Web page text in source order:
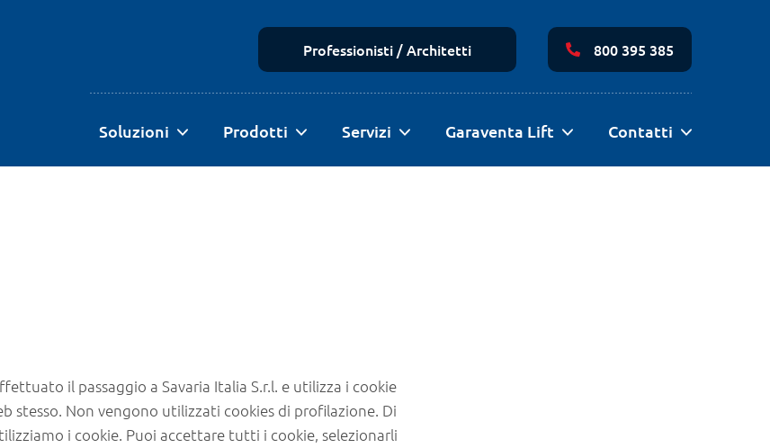
Professionisti / Architetti
800 395 385
Soluzioni Prodotti Servizi Garaventa Lift Contatti
il passaggio a Savaria Italia S.r.l. e utilizza i cookie
stesso. Non vengono utilizzati cookies di profilazione. Di
i cookie. Puoi accettare tutti i cookie, selezionarli